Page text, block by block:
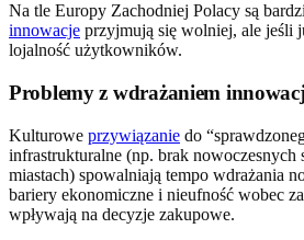
Na tle Europy Zachodniej Polacy są
innowacje przyjmują się wolniej, ale jeśli
lojalność użytkowników.
Problemy z wdrażaniem
Kulturowe przywiązanie do
infrastrukturalne (np. brak nowoczesnych
miastach) spowalniają tempo wdrażania
bariery ekonomiczne i nieufność wobec
wpływają na decyzje zakupowe.